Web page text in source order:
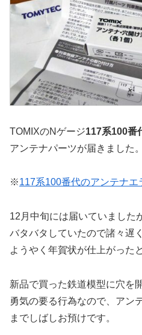
TOMIXのNゲージ117系100番
アンテナパーツが届きました。
※117系100番代のアンテナ
12月中旬には届いていました
バタバタしていたので諸々遅
ようやく年賀状が仕上がった
新品で買った鉄道模型に穴を
勇気の要る行為なので、アン
までしばしお預けです。